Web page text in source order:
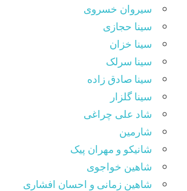
سیروان خسروی
سینا حجازی
سینا خزان
سینا سرلک
سینا صادق زاده
سینا گلزار
شاد علی چراغی
شارمین
شانیکو و مهران پیک
شاهین خواجوی
شاهین زمانی و احسان افشاری